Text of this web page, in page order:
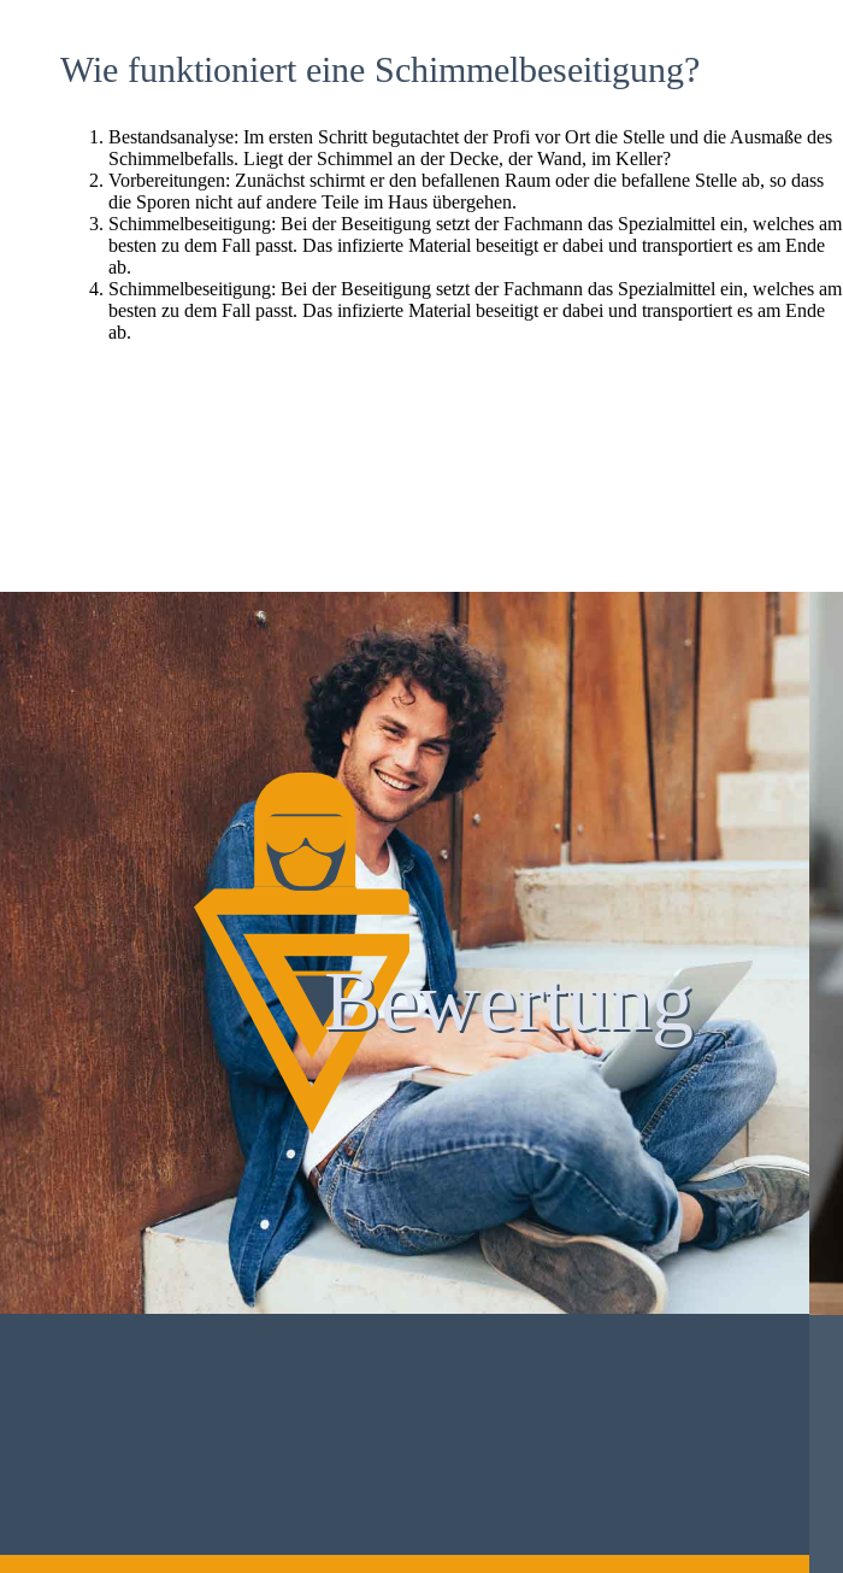
Wie funktioniert eine Schimmelbeseitigung?
Bestandsanalyse: Im ersten Schritt begutachtet der Profi vor Ort die Stelle und die Ausmaße des
Schimmelbefalls. Liegt der Schimmel an der Decke, der Wand, im Keller?
Vorbereitungen: Zunächst schirmt er den befallenen Raum oder die befallene Stelle ab, so dass
die Sporen nicht auf andere Teile im Haus übergehen.
Schimmelbeseitigung: Bei der Beseitigung setzt der Fachmann das Spezialmittel ein, welches am
besten zu dem Fall passt. Das infizierte Material beseitigt er dabei und transportiert es am Ende
ab.
Schimmelbeseitigung: Bei der Beseitigung setzt der Fachmann das Spezialmittel ein, welches am
besten zu dem Fall passt. Das infizierte Material beseitigt er dabei und transportiert es am Ende
ab.
Bewertung